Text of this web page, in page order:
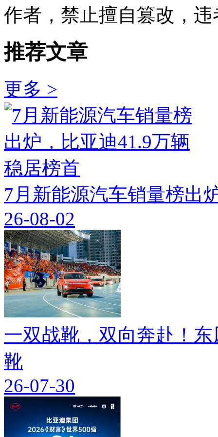
作者，禁止擅自篡改，
推荐文章
更多 >
7月新能源汽车销量榜出
26-08-02
一双战靴，双向奔赴！
靴
26-07-30